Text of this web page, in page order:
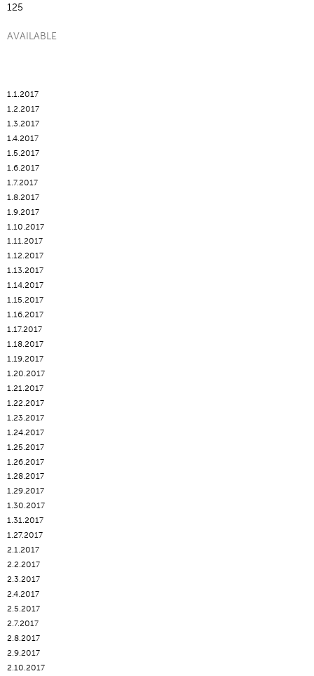
125
AVAILABLE
1.1.2017
1.2.2017
1.3.2017
1.4.2017
1.5.2017
1.6.2017
1.7.2017
1.8.2017
1.9.2017
1.10.2017
1.11.2017
1.12.2017
1.13.2017
1.14.2017
1.15.2017
1.16.2017
1.17.2017
1.18.2017
1.19.2017
1.20.2017
1.21.2017
1.22.2017
1.23.2017
1.24.2017
1.25.2017
1.26.2017
1.28.2017
1.29.2017
1.30.2017
1.31.2017
1.27.2017
2.1.2017
2.2.2017
2.3.2017
2.4.2017
2.5.2017
2.7.2017
2.8.2017
2.9.2017
2.10.2017